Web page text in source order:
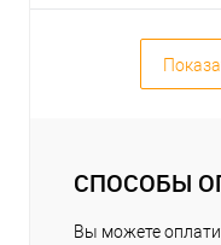
СПОСОБЫ
Вы можете